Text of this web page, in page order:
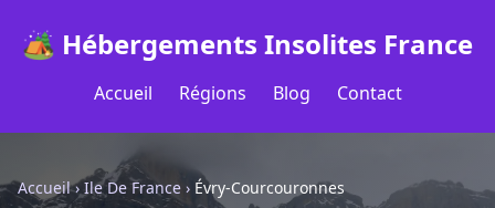
🏕️ Hébergements Insolites France
Accueil Régions Blog Contact
Accueil›Ile De France › Évry-Courcouronnes